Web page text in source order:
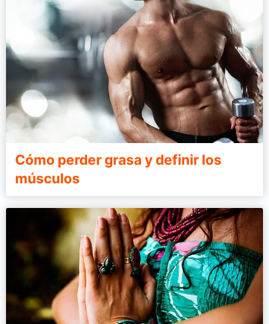
Cómo perder grasa y definir los
músculos